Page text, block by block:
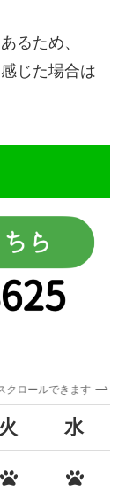
るため、
じた場合は
スクロールできます
火 水